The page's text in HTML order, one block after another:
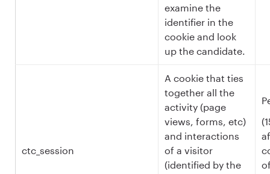
examine the
identifier in the
cookie and look
up the candidate.
ctc_session
A cookie that ties
together all the
activity (page
views, forms, etc)
and interactions
of a visitor
(identified by the